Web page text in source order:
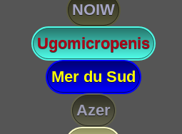
NOIW
Ugomicropenis
Mer du Sud
Azer